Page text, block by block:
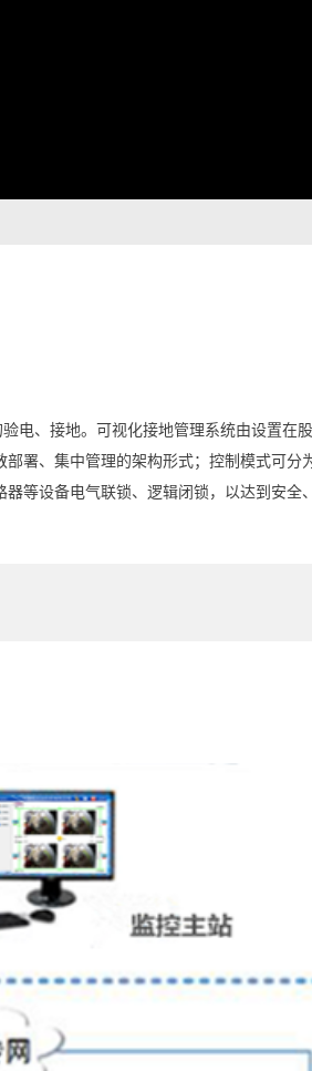
电、接地。可视化接地管理系统由设置在
署、集中管理的架构形式；控制模式可分
等设备电气联锁、逻辑闭锁，以达到安全